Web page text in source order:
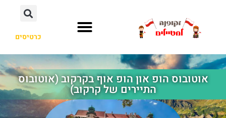
כרטיסים
אוטובוס הופ און הופ אוף בקרקוב (אוטובוס
התיירים של קרקוב)